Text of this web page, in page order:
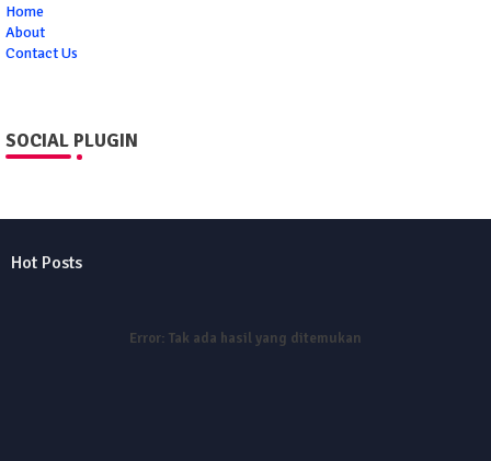
Home
About
Contact Us
SOCIAL PLUGIN
Hot Posts
Error: Tak ada hasil yang ditemukan